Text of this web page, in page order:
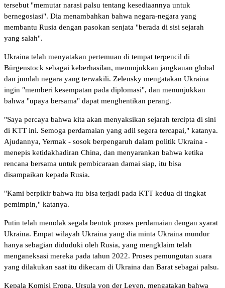
tersebut "memutar narasi palsu tentang kesediaannya untuk
bernegosiasi". Dia menambahkan bahwa negara-negara yang
membantu Rusia dengan pasokan senjata "berada di sisi sejarah
yang salah".
Ukraina telah menyatakan pertemuan di tempat terpencil di
Bürgenstock sebagai keberhasilan, menunjukkan jangkauan global
dan jumlah negara yang terwakili. Zelensky mengatakan Ukraina
ingin "memberi kesempatan pada diplomasi", dan menunjukkan
bahwa "upaya bersama" dapat menghentikan perang.
"Saya percaya bahwa kita akan menyaksikan sejarah tercipta di sini
di KTT ini. Semoga perdamaian yang adil segera tercapai," katanya.
Ajudannya, Yermak - sosok berpengaruh dalam politik Ukraina -
menepis ketidakhadiran China, dan menyarankan bahwa ketika
rencana bersama untuk pembicaraan damai siap, itu bisa
disampaikan kepada Rusia.
"Kami berpikir bahwa itu bisa terjadi pada KTT kedua di tingkat
pemimpin," katanya.
Putin telah menolak segala bentuk proses perdamaian dengan syarat
Ukraina. Empat wilayah Ukraina yang dia minta Ukraina mundur
hanya sebagian diduduki oleh Rusia, yang mengklaim telah
menganeksasi mereka pada tahun 2022. Proses pemungutan suara
yang dilakukan saat itu dikecam di Ukraina dan Barat sebagai palsu.
Kepala Komisi Eropa, Ursula von der Leyen, mengatakan bahwa